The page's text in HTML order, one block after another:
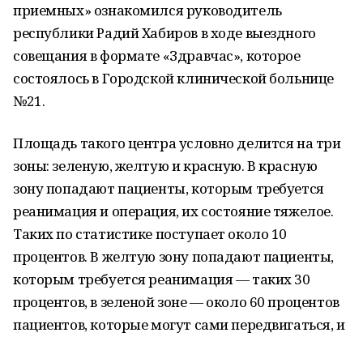
приемных» ознакомился руководитель
республики Радий Хабиров в ходе выездного
совещания в формате «Здравчас», которое
состоялось в Городской клинической больнице
№21.
Площадь такого центра условно делится на три
зоны: зеленую, желтую и красную. В красную
зону попадают пациенты, которым требуется
реанимация и операция, их состояние тяжелое.
Таких по статистике поступает около 10
процентов. В желтую зону попадают пациенты,
которым требуется реанимация — таких 30
процентов, в зеленой зоне — около 60 процентов
пациентов, которые могут сами передвигаться, и